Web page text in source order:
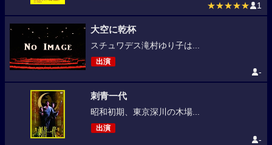
★★★★★ 1
大空に乾杯
スチュワデス滝村ゆり子は...
出演
-
刺青一代
昭和初期、東京深川の木場...
出演
-